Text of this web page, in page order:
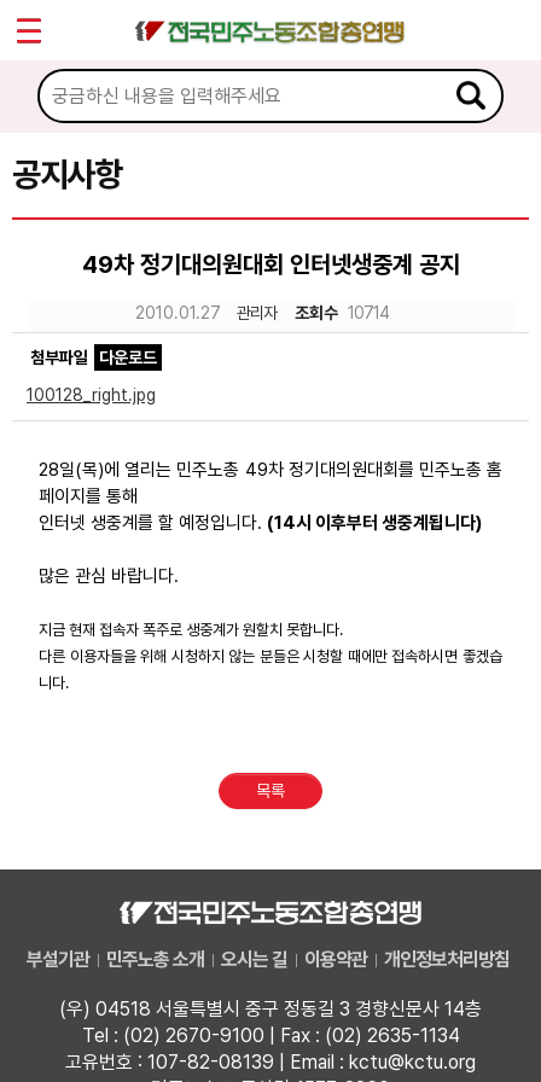
공지사항
49차 정기대의원대회 인터넷생중계 공지
2010.01.27 관리자 조회수 10714
첨부파일
다운로드
100128_right.jpg
28일(목)에 열리는 민주노총 49차 정기대의원대회를 민주노총 홈
페이지를 통해
인터넷 생중계를 할 예정입니다. (14시 이후부터 생중계됩니다)
많은 관심 바랍니다.
지금 현재 접속자 폭주로 생중계가 원할치 못합니다.
다른 이용자들을 위해 시청하지 않는 분들은 시청할 때에만 접속하시면 좋겠습
니다.
목록
부설기관 민주노총 소개 오시는 길 이용약관 개인정보처리방침
(우) 04518 서울특별시 중구 정동길 3 경향신문사 14층
Tel : (02) 2670-9100 | Fax : (02) 2635-1134
고유번호 : 107-82-08139 | Email : kctu@kctu.org
마이페이지
소개
소식
공지사항
성명·보도
노동상담
부설기관
Sketchbook5, 스케치북5
Sketchbook5, 스케치북5